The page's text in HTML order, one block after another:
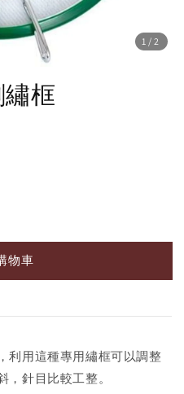
1 /2
框
物車
利用這種專用繡框可以調整
針目比較工整。